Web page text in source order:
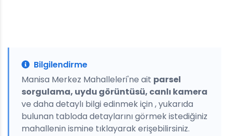
Bilgilendirme
Manisa Merkez Mahalleleri'ne ait parsel
sorgulama, uydu görüntüsü, canlı kamera
ve daha detaylı bilgi edinmek için , yukarıda
bulunan tabloda detaylarını görmek istediğiniz
mahallenin ismine tıklayarak erişebilirsiniz.